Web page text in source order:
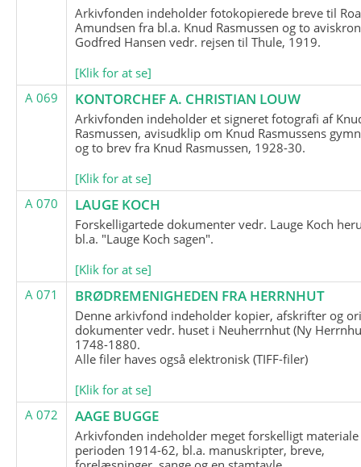
Arkivfonden indeholder fotokopierede breve til
Amundsen fra bl.a. Knud Rasmussen og to
Godfred Hansen vedr. rejsen til Thule, 1919.
[Klik for at se]
A 069
KONTORCHEF A. CHRISTIAN LOUW
Arkivfonden indeholder et signeret fotografi af
Rasmussen, avisudklip om Knud Rasmussens
og to brev fra Knud Rasmussen, 1928-30.
[Klik for at se]
A 070
LAUGE KOCH
Forskelligartede dokumenter vedr. Lauge Koch
bl.a. "Lauge Koch sagen".
[Klik for at se]
A 071
BRØDREMENIGHEDEN FRA HERRNHUT
Denne arkivfond indeholder kopier, afskrifter og
dokumenter vedr. huset i Neuherrnhut (Ny
1748-1880.
Alle filer haves også elektronisk (TIFF-filer)
[Klik for at se]
A 072
AAGE BUGGE
Arkivfonden indeholder meget forskelligt
perioden 1914-62, bl.a. manuskripter, breve,